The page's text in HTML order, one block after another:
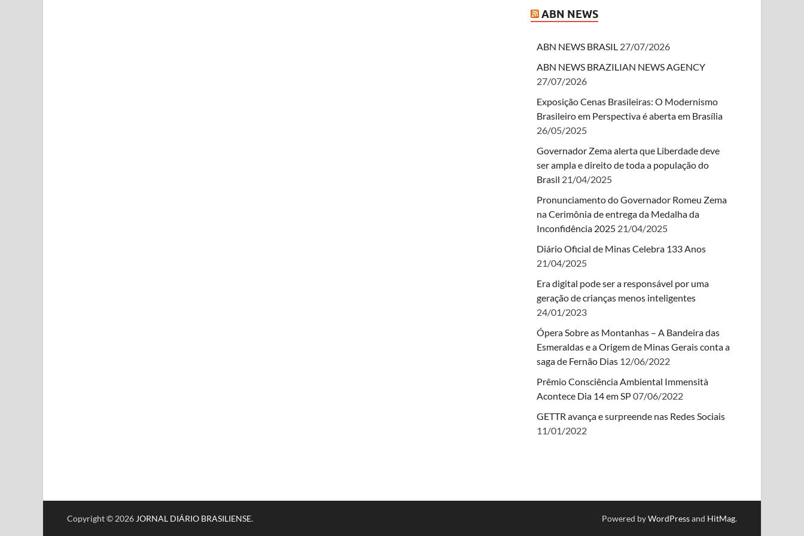
ABN NEWS
ABN NEWS BRASIL 27/07/2026
ABN NEWS BRAZILIAN NEWS AGENCY
27/07/2026
Exposição Cenas Brasileiras: O Modernismo
Brasileiro em Perspectiva é aberta em Brasília
26/05/2025
Governador Zema alerta que Liberdade deve
ser ampla e direito de toda a população do
Brasil 21/04/2025
Pronunciamento do Governador Romeu Zema
na Cerimônia de entrega da Medalha da
Inconfidência 2025 21/04/2025
Diário Oficial de Minas Celebra 133 Anos
21/04/2025
Era digital pode ser a responsável por uma
geração de crianças menos inteligentes
24/01/2023
Ópera Sobre as Montanhas – A Bandeira das
Esmeraldas e a Origem de Minas Gerais conta a
saga de Fernão Dias 12/06/2022
Prêmio Consciência Ambiental Immensità
Acontece Dia 14 em SP07/06/2022
GETTR avança e surpreende nas Redes Sociais
11/01/2022
Copyright © 2026JORNAL DIÁRIO BRASILIENSE. Powered byWordPressand HitMag.